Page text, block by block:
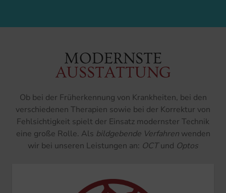
MODERNSTE
AUSSTATTUNG
Ob bei der Früherkennung von Krankheiten, bei den
verschiedenen Therapien sowie bei der Korrektur von
Fehlsichtigkeit spielt der Einsatz modernster Technik
eine große Rolle. Als bildgebende Verfahrenwenden
wir bei unseren Leistungen an: OCTund Optos